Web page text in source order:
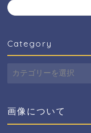
Category
Category
画像について